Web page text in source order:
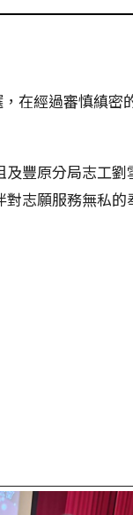
在經過審慎縝密
及豐原分局志工
志願服務無私的